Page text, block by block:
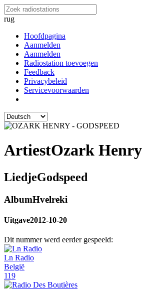
rug
Hoofdpagina
Aanmelden
Aanmelden
Radiostation toevoegen
Feedback
Privacybeleid
Servicevoorwaarden
ArtiestOzark Henry
LiedjeGodspeed
AlbumHvelreki
Uitgave2012-10-20
Dit nummer werd eerder gespeeld:
Ln Radio
België
119